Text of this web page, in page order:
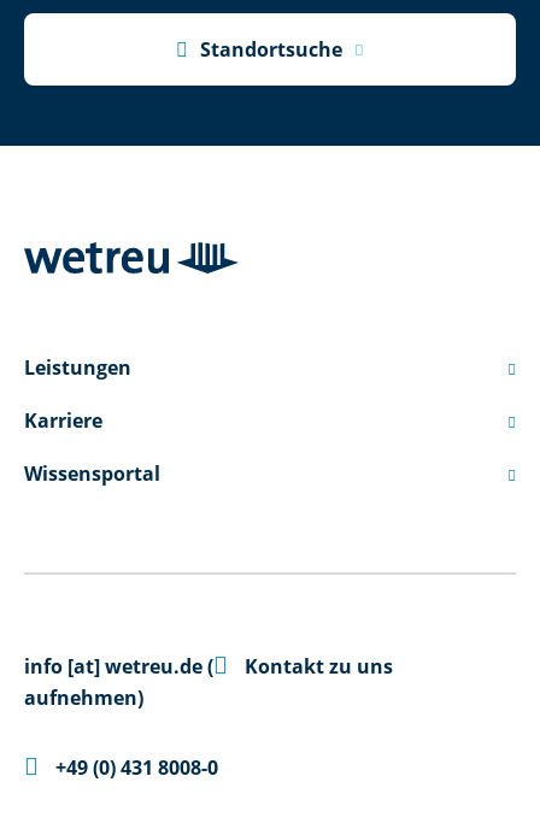
 Standortsuche
Leistungen 
Karriere 
Wissensportal 
info [at]wetreu.de(
Kontakt zu uns
aufnehmen)
 +49 (0) 431 8008-0